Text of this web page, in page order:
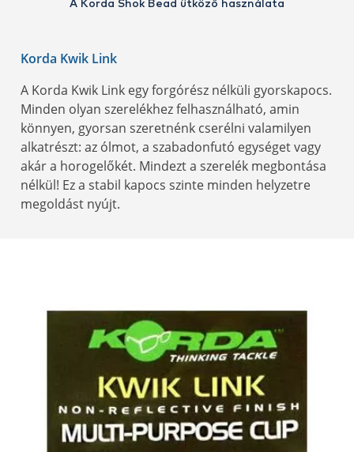
A Korda Shok Bead ütköző használata
Korda Kwik Link
A Korda Kwik Link egy forgórész nélküli gyorskapocs.
Minden olyan szerelékhez felhasználható, amin
könnyen, gyorsan szeretnénk cserélni valamilyen
alkatrészt: az ólmot, a szabadonfutó egységet vagy
akár a horogelőkét. Mindezt a szerelék megbontása
nélkül! Ez a stabil kapocs szinte minden helyzetre
megoldást nyújt.